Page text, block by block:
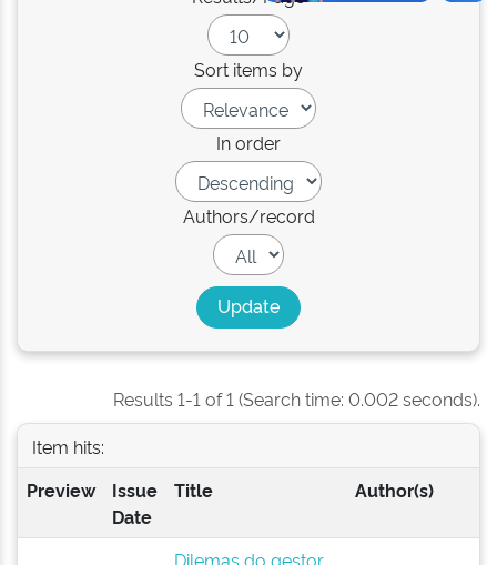
Sort items by
In order
Authors/record
Results 1-1 of 1 (Search time: 0.002 seconds).
Item hits:
Preview
Issue
Date
Title Author(s)
Dilemas do gestor